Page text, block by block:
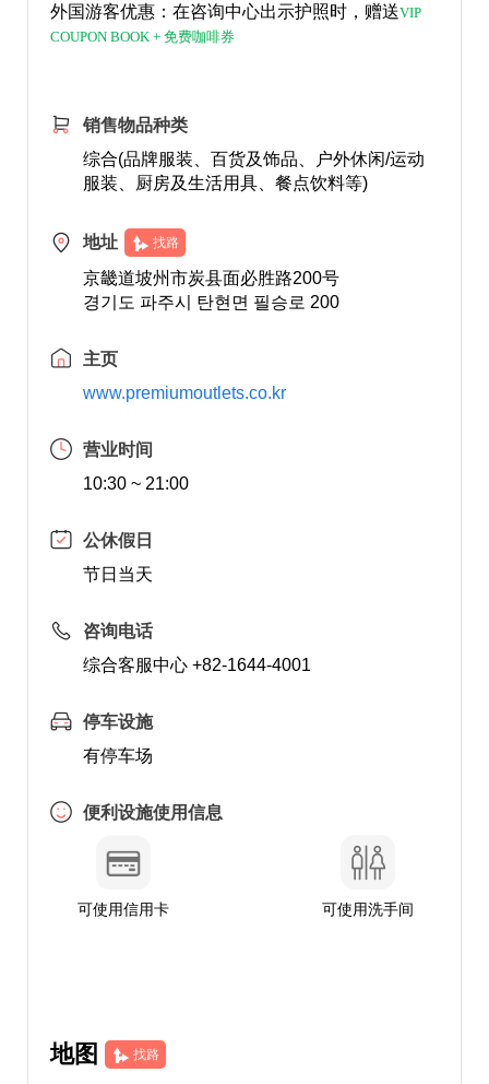
外国游客优惠：在咨询中心出示护照时，赠送VIP
COUPON BOOK + 免费咖啡券
销售物品种类
综合(品牌服装、百货及饰品、户外休闲/运动
服装、厨房及生活用具、餐点饮料等)
地址 找路
京畿道坡州市炭县面必胜路200号
경기도 파주시 탄현면 필승로 200
主页
www.premiumoutlets.co.kr
营业时间
10:30 ~ 21:00
公休假日
节日当天
咨询电话
综合客服中心 +82-1644-4001
停车设施
有停车场
便利设施使用信息
可使用信用卡 可使用洗手间
地图 找路